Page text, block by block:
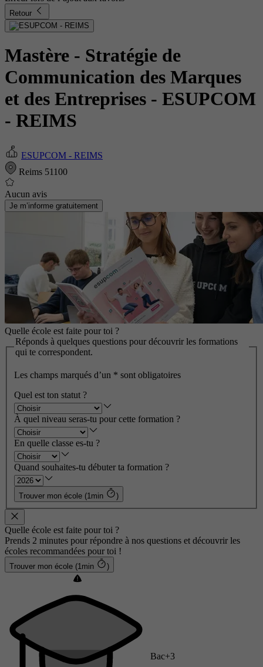
Retour
Mastère - Stratégie de
Communication des Marques
et des Entreprises - ESUPCOM
- REIMS
ESUPCOM - REIMS
Reims 51100
Aucun avis
Je m’informe gratuitement
Quelle école est faite pour toi ?
Réponds à quelques questions pour découvrir les formations
qui te correspondent.
Les champs marqués d’un * sont obligatoires
Quel est ton statut ?
À quel niveau seras-tu pour cette formation ?
En quelle classe es-tu ?
Quand souhaites-tu débuter ta formation ?
Trouver mon école (1min )
Quelle école est faite pour toi ?
Prends 2 minutes pour répondre à nos questions et découvrir les
écoles recommandées pour toi !
Trouver mon école (1min )
Bac+3